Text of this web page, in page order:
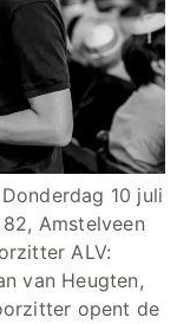
10 juli
Amstelveen
ALV:
van Heugten,
opent de